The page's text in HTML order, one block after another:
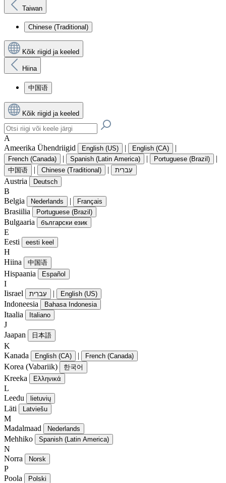
Taiwan
Chinese (Traditional)
Kõik riigid ja keeled
Hiina
中国语
Kõik riigid ja keeled
A
Ameerika Ühendriigid
English (US) | English (CA) |
French (Canada) | Spanish (Latin America) | Portuguese (Brazil) |
中国语 | Chinese (Traditional) | עִברִית
Austria Deutsch
B
Belgia
Nederlands | Français
Brasiilia Portuguese (Brazil)
Bulgaaria български език
E
Eesti
eesti keel
H
Hiina
中国语
Hispaania Español
I
Iisrael
עִברִית | English (US)
Indoneesia Bahasa Indonesia
Itaalia Italiano
J
Jaapan
日本語
K
Kanada
English (CA) | French (Canada)
Korea (Vabariik) 한국어
Kreeka Ελληνικά
L
Leedu
lietuvių
Läti Latviešu
M
Madalmaad
Nederlands
Mehhiko Spanish (Latin America)
N
Norra
Norsk
P
Poola
Polski